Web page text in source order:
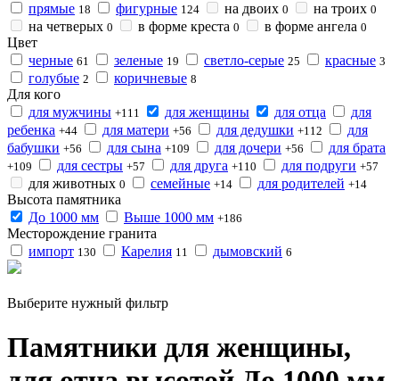
прямые 18 фигурные 124 на двоих 0 на троих 0
на четверых 0 в форме креста 0 в форме ангела 0
Цвет
черные 61 зеленые 19 светло-серые 25 красные 3
голубые 2 коричневые 8
Для кого
для мужчины +111 для женщины для отца
для
ребенка +44 для матери +56 для дедушки +112
для
бабушки +56 для сына +109 для дочери +56 для брата
+109 для сестры +57 для друга +110 для подруги +57
для животных 0 семейные +14 для родителей +14
Высота памятника
До 1000 мм
Выше 1000 мм +186
Месторождение гранита
импорт 130 Карелия 11 дымовский 6
Выберите нужный фильтр
Памятники для женщины,